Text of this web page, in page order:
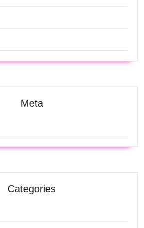
Meta
Categories